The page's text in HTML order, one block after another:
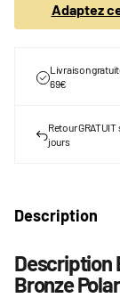
Adaptez
Livraison
69€
Retour GRATUIT
jours
Description
Description
Bronze